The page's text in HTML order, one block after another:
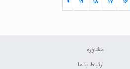
۱۶ ۱۷ ۱۸ ۱۹
مشاوره
ارتباط با ما